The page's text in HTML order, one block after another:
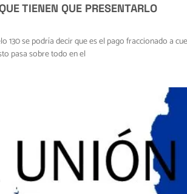
TIENEN QUE PRESENTARLO
130 se podría decir que es el pago fraccionado a
pasa sobre todo en el